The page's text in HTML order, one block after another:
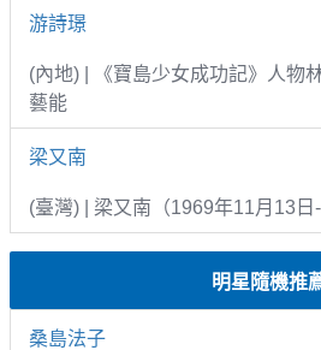
游詩璟
(內地) | 《寶島少女成功記》人物
藝能
梁又南
(臺灣) | 梁又南（1969年11月13
明星隨機推
桑島法子